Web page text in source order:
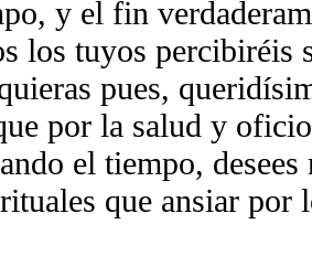
y el fin
los tuyos percibiréis
pues,
por la salud y
el tiempo, desees
que ansiar